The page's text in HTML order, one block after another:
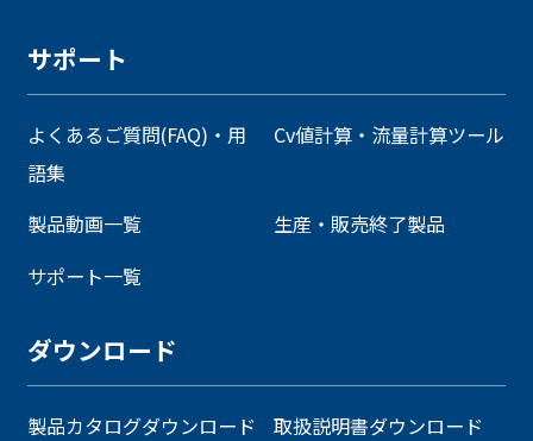
サポート
よくあるご質問(FAQ)・用
語集
Cv値計算・流量計算ツール
製品動画一覧
生産・販売終了製品
サポート一覧
ダウンロード
製品カタログダウンロード 取扱説明書ダウンロード